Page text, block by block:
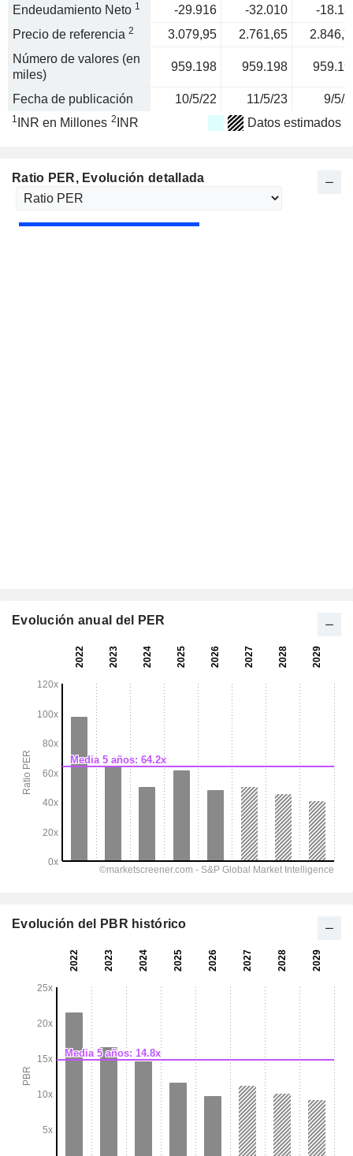
Endeudamiento Neto 1 -29.916 -32.010
-
Precio de referencia 2 3.079,95 2.761,65
Número de valores (en
miles)
959.198 959.198
Fecha de publicación 10/5/22 11/5/23 9/5/
1 INR en Millones 2 INR Datos estimados
Ratio PER, Evolución detallada
Evolución anual del PER
Evolución del PBR histórico